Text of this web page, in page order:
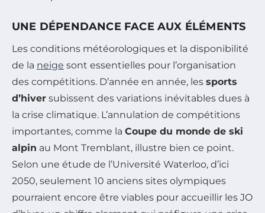
UNE DÉPENDANCE FACE AUX ÉLÉMENTS
Les conditions météorologiques et la disponibilité
de la neige sont essentielles pour l’organisation
des compétitions. D’année en année, les sports
d’hiver subissent des variations inévitables dues à
la crise climatique. L’annulation de compétitions
importantes, comme la Coupe du monde de ski
alpin au Mont Tremblant, illustre bien ce point.
Selon une étude de l’Université Waterloo, d’ici
2050, seulement 10 anciens sites olympiques
pourraient encore être viables pour accueillir les JO